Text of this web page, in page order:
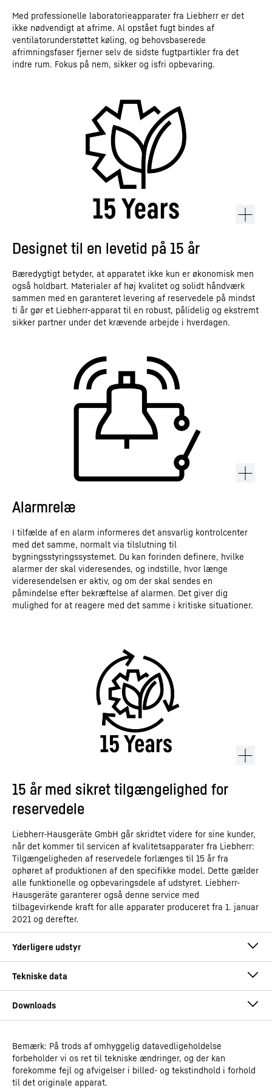
Med professionelle laboratorieapparater fra Liebherr er det
ikke nødvendigt at afrime. Al opstået fugt bindes af
ventilatorunderstøttet køling, og behovsbaserede
afrimningsfaser fjerner selv de sidste fugtpartikler fra det
indre rum. Fokus på nem, sikker og isfri opbevaring.
Designet til en levetid på 15 år
Bæredygtigt betyder, at apparatet ikke kun er økonomisk men
også holdbart. Materialer af høj kvalitet og solidt håndværk
sammen med en garanteret levering af reservedele på mindst
ti år gør et Liebherr-apparat til en robust, pålidelig og ekstremt
sikker partner under det krævende arbejde i hverdagen.
Alarmrelæ
I tilfælde af en alarm informeres det ansvarlig kontrolcenter
med det samme, normalt via tilslutning til
bygningsstyringssystemet. Du kan forinden definere, hvilke
alarmer der skal videresendes, og indstille, hvor længe
videresendelsen er aktiv, og om der skal sendes en
påmindelse efter bekræftelse af alarmen. Det giver dig
mulighed for at reagere med det samme i kritiske situationer.
15 år med sikret tilgængelighed for
reservedele
Liebherr-Hausgeräte GmbH går skridtet videre for sine kunder,
når det kommer til servicen af kvalitetsapparater fra Liebherr:
Tilgængeligheden af reservedele forlænges til 15 år fra
ophøret af produktionen af den specifikke model. Dette gælder
alle funktionelle og opbevaringsdele af udstyret. Liebherr-
Hausgeräte garanterer også denne service med
tilbagevirkende kraft for alle apparater produceret fra 1. januar
2021 og derefter.
Produkttype
Laboratoriefryseapparat med
recirkuleret køling
Betjeningsinstruktioner
Bemærk: På trods af omhyggelig datavedligeholdelse
forbeholder vi os ret til tekniske ændringer, og der kan
forekomme fejl og afvigelser i billed- og tekstindhold i forhold
til det originale apparat.